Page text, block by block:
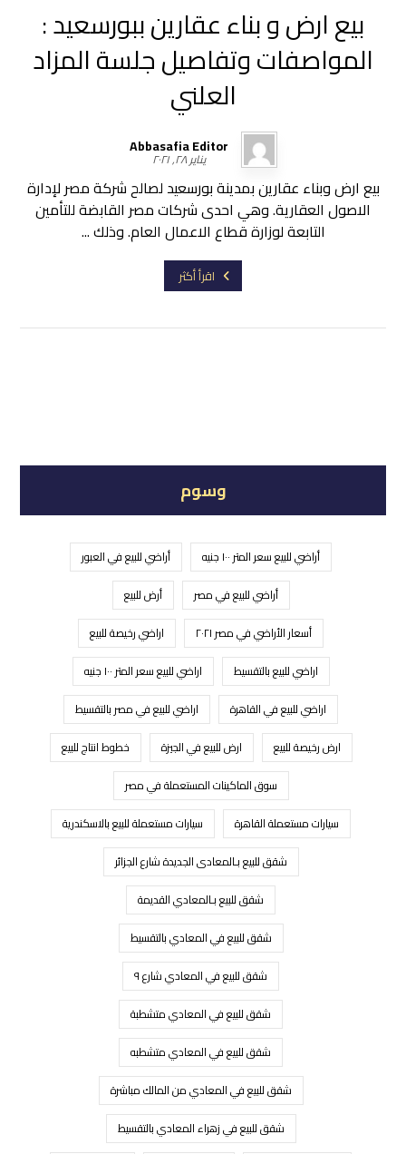
بيع ارض و بناء عقارين ببورسعيد :
المواصفات وتفاصيل جلسة المزاد
العلني
Abbasafia Editor
يناير ٢٨, ٢٠٢١
بيع ارض وبناء عقارين بمدينة بورسعيد لصالح شركة مصر لإدارة
الاصول العقارية. وهي احدى شركات مصر القابضة للتأمين
التابعة لوزارة قطاع الاعمال العام. وذلك ...
اقرأ أكثر
وسوم
أراضي للبيع سعر المتر ١٠٠ جنيه
أراضي للبيع في العبور
أراضي للبيع في مصر
أرض للبيع
أسعار الأراضي في مصر ٢٠٢١
اراضي رخيصة للبيع
اراضي للبيع بالتقسيط
اراضي للبيع سعر المتر ١٠٠ جنيه
اراضي للبيع في القاهرة
اراضي للبيع في مصر بالتقسيط
ارض رخيصة للبيع
ارض للبيع في الجيزة
خطوط انتاج للبيع
سوق الماكينات المستعملة في مصر
سيارات مستعملة القاهرة
سيارات مستعملة للبيع بالاسكندرية
شقق للبيع بـالمعادى الجديدة شارع الجزائر
شقق للبيع بـالمعادي القديمة
شقق للبيع في المعادي بالتقسيط
شقق للبيع في المعادي شارع ٩
شقق للبيع في المعادي متشطبة
شقق للبيع في المعادي متشطبه
شقق للبيع في المعادي من المالك مباشرة
شقق للبيع في زهراء المعادي بالتقسيط